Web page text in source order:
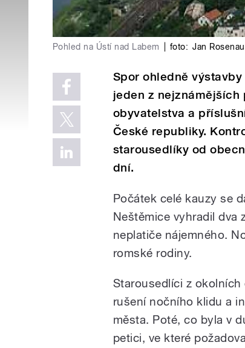
Pohled na Ústí nad Labem foto: Jan
Spor ohledně
jeden z
obyvatelstva a
České republiky.
starousedlíky od
dní.
Počátek celé kauzy se
Neštěmice vyhradil dva
neplatiče nájemného.
romské rodiny.
Starousedlíci z
rušení nočního klidu a
města. Poté, co byla v
petici, ve které